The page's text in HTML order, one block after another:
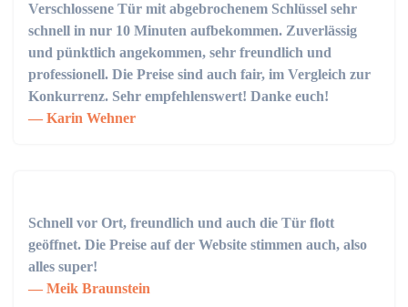
Verschlossene Tür mit abgebrochenem Schlüssel sehr
schnell in nur 10 Minuten aufbekommen. Zuverlässig
und pünktlich angekommen, sehr freundlich und
professionell. Die Preise sind auch fair, im Vergleich zur
Konkurrenz. Sehr empfehlenswert! Danke euch!
Karin Wehner
Schnell vor Ort, freundlich und auch die Tür flott
geöffnet. Die Preise auf der Website stimmen auch, also
alles super!
Meik Braunstein